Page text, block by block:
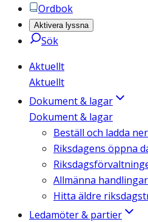
Ordbok
Aktivera lyssna
Sök
Aktuellt
Aktuellt
Dokument & lagar
Dokument & lagar
Beställ och ladda ner
Riksdagens öppna
Allmänna handlingar
Hitta äldre
Ledamöter & partier